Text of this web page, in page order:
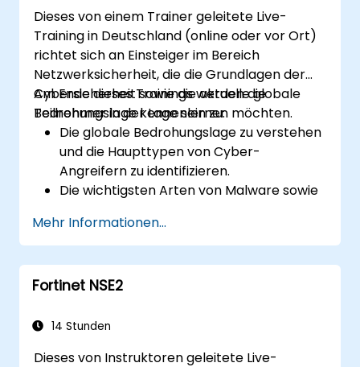
Dieses von einem Trainer geleitete Live-
Training in Deutschland (online oder vor Ort)
richtet sich an Einsteiger im Bereich
Netzwerksicherheit, die die Grundlagen der
Cybersicherheit sowie die aktuelle globale
Bedrohungslage kennenlernen möchten.
Am Ende dieses Trainings werden die
Teilnehmer in der Lage sein zu:
Die globale Bedrohungslage zu verstehen
und die Haupttypen von Cyber-
Angreifern zu identifizieren.
Die wichtigsten Arten von Malware sowie
erkennen.
Die Grundlagen der Netzwerksicherheit
sowie die Bedeutung eines
mehrschichtigen Sicherheitsansatzes zu
Über das Security Fabric von Fortinet und
Mehr Informationen...
Fortinet NSE2
14 Stunden
Dieses von Instruktoren geleitete Live-